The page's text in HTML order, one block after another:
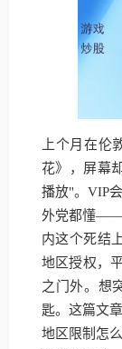
上个月在伦
花》，屏幕
播放"。VIP
外党都懂——
内这个死结
地区授权，
之门外。想
匙。这篇文
地区限制怎